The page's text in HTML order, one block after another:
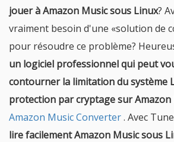
jouer à Amazon Music sous Linux?
vraiment besoin d'une «solution de
pour résoudre ce problème?
un logiciel professionnel qui peut
contourner la limitation du système
protection par cryptage sur Amazon
Amazon Music Converter. Avec
lire facilement Amazon Music sous